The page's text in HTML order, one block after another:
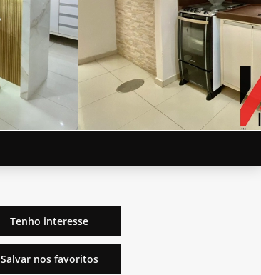
Tenho interesse
Salvar nos favoritos